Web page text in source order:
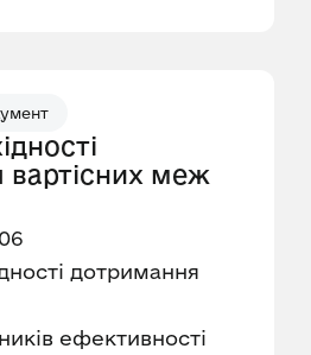
вартісних меж
дотримання
ефективності